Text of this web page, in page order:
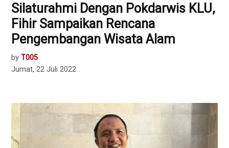
Silaturahmi Dengan Pokdarwis KLU,
Fihir Sampaikan Rencana
Pengembangan Wisata Alam
by T005
Jumat, 22 Juli 2022